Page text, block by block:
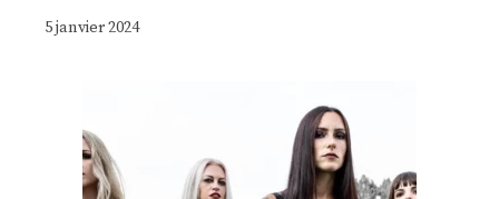
5 janvier 2024